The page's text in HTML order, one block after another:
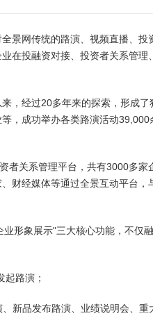
景网传统的路演、视频直播、
在投融资对接、投资者关系管理
，经过20多年来的探索，形成
，成功举办各类路演活动
者关系管理平台，共有3000多
财经媒体等通过全景互动平台
形象展示"三大核心功能，不仅
路演；
新品发布路演、业绩说明会、